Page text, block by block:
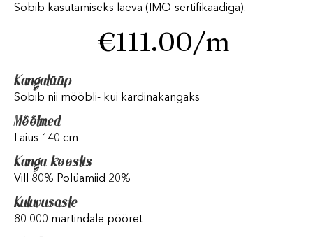
Sobib kasutamiseks laeva (IMO-sertifikaadiga).
€111.00/m
Kangatüüp
Sobib nii mööbli- kui kardinakangaks
Mõõtmed
Laius 140 cm
Kanga koostis
Vill 80% Polüamiid 20%
Kuluvusaste
80 000 martindale pööret